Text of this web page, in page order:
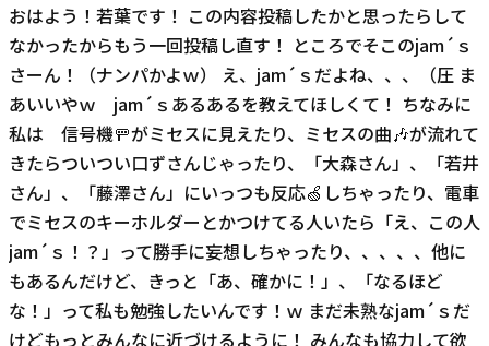
おはよう！若葉です！ この内容投稿したかと思ったらして
なかったからもう一回投稿し直す！ ところでそこのjam´ｓ
さーん！（ナンパかよｗ） え、jam´ｓだよね、、、（圧 ま
あいいやｗ jam´ｓあるあるを教えてほしくて！ ちなみに
私は 信号機🚥がミセスに見えたり、ミセスの曲🎶が流れて
きたらついつい口ずさんじゃったり、「大森さん」、「若井
さん」、「藤澤さん」にいっつも反応🍏しちゃったり、電車
でミセスのキーホルダーとかつけてる人いたら「え、この人
jam´ｓ！？」って勝手に妄想しちゃったり、、、、、他に
もあるんだけど、きっと「あ、確かに！」、「なるほど
な！」って私も勉強したいんです！ｗ まだ未熟なjam´ｓだ
けどもっとみんなに近づけるように！ みんなも協力して欲